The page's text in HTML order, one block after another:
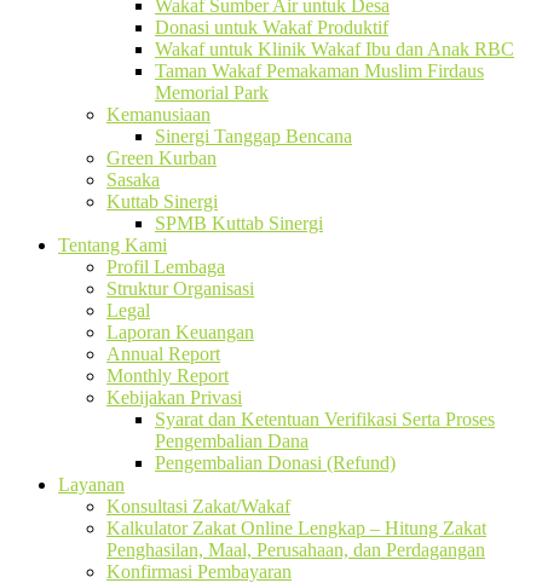
Wakaf Sumber Air untuk Desa
Donasi untuk Wakaf Produktif
Wakaf untuk Klinik Wakaf Ibu dan Anak RBC
Taman Wakaf Pemakaman Muslim Firdaus
Memorial Park
Kemanusiaan
Sinergi Tanggap Bencana
Green Kurban
Sasaka
Kuttab Sinergi
SPMB Kuttab Sinergi
Tentang Kami
Profil Lembaga
Struktur Organisasi
Legal
Laporan Keuangan
Annual Report
Monthly Report
Kebijakan Privasi
Syarat dan Ketentuan Verifikasi Serta Proses
Pengembalian Dana
Pengembalian Donasi (Refund)
Layanan
Konsultasi Zakat/Wakaf
Kalkulator Zakat Online Lengkap – Hitung Zakat
Penghasilan, Maal, Perusahaan, dan Perdagangan
Konfirmasi Pembayaran